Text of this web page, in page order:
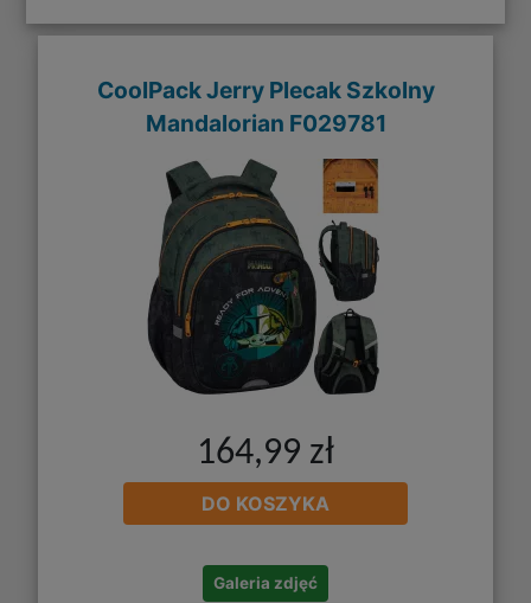
CoolPack Jerry Plecak Szkolny
Mandalorian F029781
164,99 zł
DO KOSZYKA
Galeria zdjęć